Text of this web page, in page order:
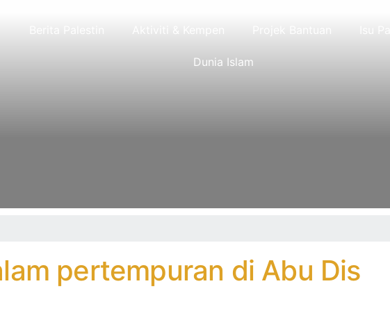
Dunia Islam
pertempuran di Abu Dis